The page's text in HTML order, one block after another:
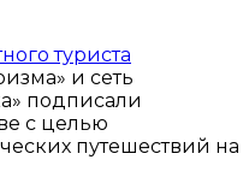
туриста
и сеть
подписали
с целью
путешествий на